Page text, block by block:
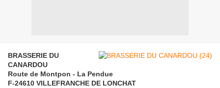
BRASSERIE DU
CANARDOU
Route de Montpon - La Pendue
F-24610 VILLEFRANCHE DE LONCHAT